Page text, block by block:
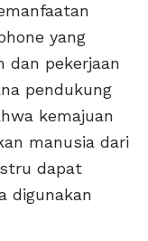
yang
dan pekerjaan
pendukung
kemajuan
manusia dari
dapat
digunakan